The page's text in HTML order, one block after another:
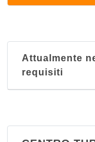
piazza
via
Attualmente
requisiti